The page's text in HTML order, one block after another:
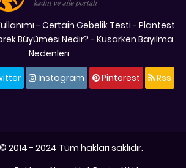
- Certain Gebelik Testi - Plantest
Büyümesi Nedir? - Kusarken Bayılma
Nedenleri
İnstagram Pinterest Rss
2014 - 2024 Tüm hakları saklıdır.